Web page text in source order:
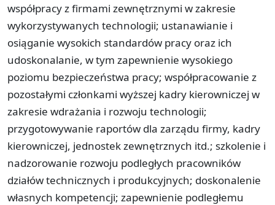
współpracy z firmami zewnętrznymi w zakresie
wykorzystywanych technologii; ustanawianie i
osiąganie wysokich standardów pracy oraz ich
udoskonalanie, w tym zapewnienie wysokiego
poziomu bezpieczeństwa pracy; współpracowanie z
pozostałymi członkami wyższej kadry kierowniczej w
zakresie wdrażania i rozwoju technologii;
przygotowywanie raportów dla zarządu firmy, kadry
kierowniczej, jednostek zewnętrznych itd.; szkolenie i
nadzorowanie rozwoju podległych pracowników
działów technicznych i produkcyjnych; doskonalenie
własnych kompetencji; zapewnienie podległemu